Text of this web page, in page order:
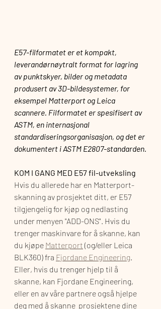
E57-filformatet er et kompakt,
leverandørnøytralt format for lagring
av punktskyer, bilder og metadata
produsert av 3D-bildesystemer, for
eksempel Matterport og Leica
scannere. Filformatet er spesifisert av
ASTM, en internasjonal
standardiseringsorganisasjon, og det er
dokumentert i ASTM E2807-standarden.
KOM I GANG MED E57 fil-utveksling
Hvis du allerede har en Matterport-
skanning av prosjektet ditt, er E57
tilgjengelig for kjøp og nedlasting
under menyen "ADD-ONS". Hvis du
trenger maskinvare for å skanne, kan
du kjøpe Matterport (og/eller Leica
BLK360) fra Fjordane Engineering
Eller, hvis du trenger hjelp til å
skanne, kan Fjordane Engineering,
eller en av våre partnere også hjelpe
deg med å skanne  prosjektene dine